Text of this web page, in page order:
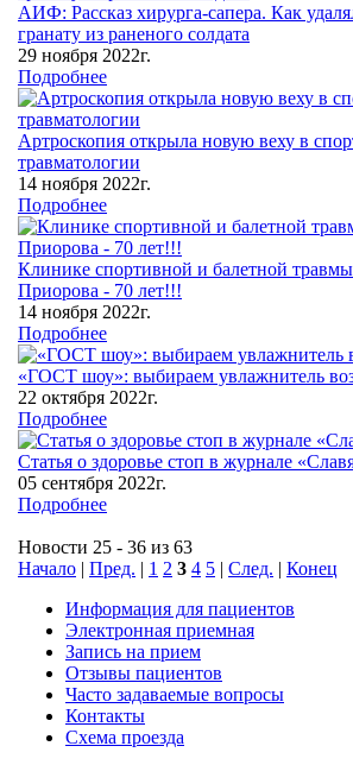
АИФ: Рассказ хирурга-сапера. Как
гранату из раненого солдата
29 ноября 2022г.
Подробнее
Артроскопия открыла новую веху в
травматологии
14 ноября 2022г.
Подробнее
Клинике спортивной и балетной
Приорова - 70 лет!!!
14 ноября 2022г.
Подробнее
«ГОСТ шоу»: выбираем увлажнитель
22 октября 2022г.
Подробнее
Статья о здоровье стоп в журнале
05 сентября 2022г.
Подробнее
Новости 25 - 36 из 63
Начало | Пред. | 1 2 3 4 5 | След. | Конец
Информация для пациентов
Электронная приемная
Запись на прием
Отзывы пациентов
Часто задаваемые вопросы
Контакты
Схема проезда